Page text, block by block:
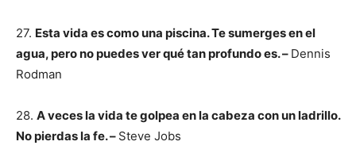
27. Esta vida es como una piscina. Te sumerges en el
agua, pero no puedes ver qué tan profundo es. – Dennis
Rodman
28. A veces la vida te golpea en la cabeza con un ladrillo.
No pierdas la fe. – Steve Jobs